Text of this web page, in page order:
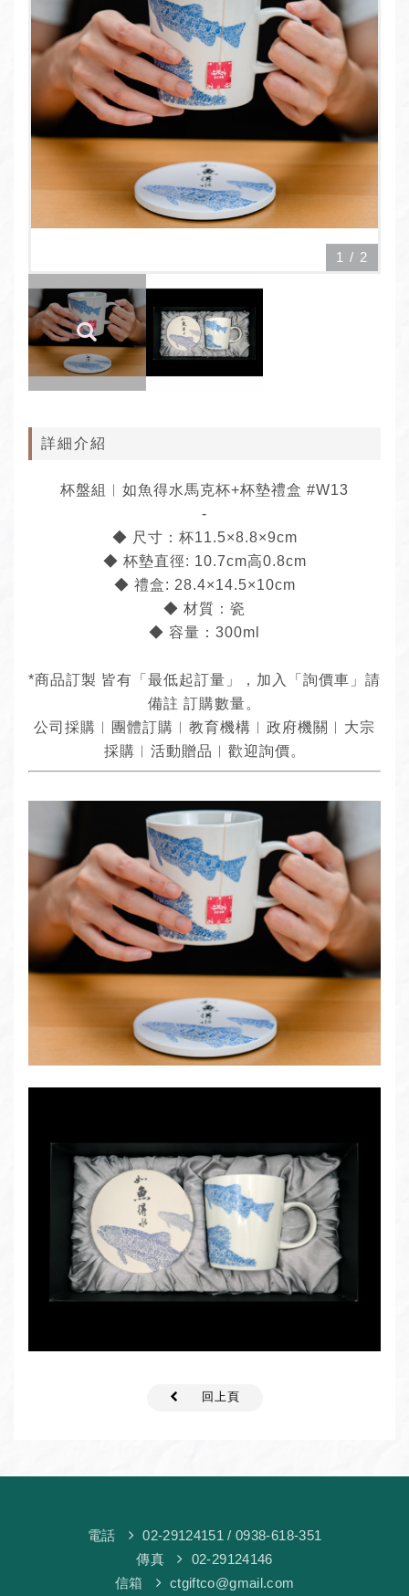
1 / 2
詳細介紹
杯盤組︱如魚得水馬克杯+杯墊禮盒 #W13
-
◆ 尺寸：杯11.5×8.8×9cm
◆ 杯墊直徑: 10.7cm高0.8cm
◆ 禮盒: 28.4×14.5×10cm
◆ 材質：瓷
◆ 容量：300ml
*商品訂製 皆有「最低起訂量」，加入「詢價車」請
備註 訂購數量。
公司採購︱團體訂購︱教育機構︱政府機關︱大宗
採購︱活動贈品︱歡迎詢價。
回上頁
電話 02-29124151 / 0938-618-351
傳真
02-29124146
信箱
ctgiftco@gmail.com